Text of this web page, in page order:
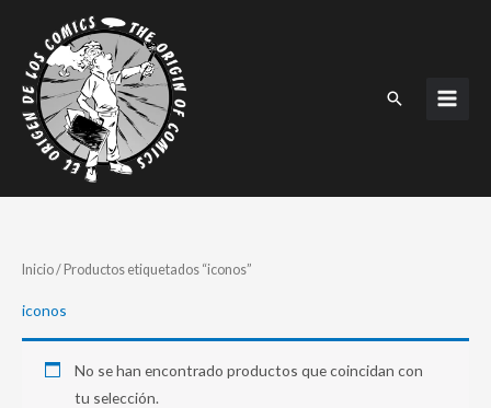
contenido
Buscar
Inicio/ Productos etiquetados “iconos”
iconos
No se han encontrado productos que coincidan con
tu selección.